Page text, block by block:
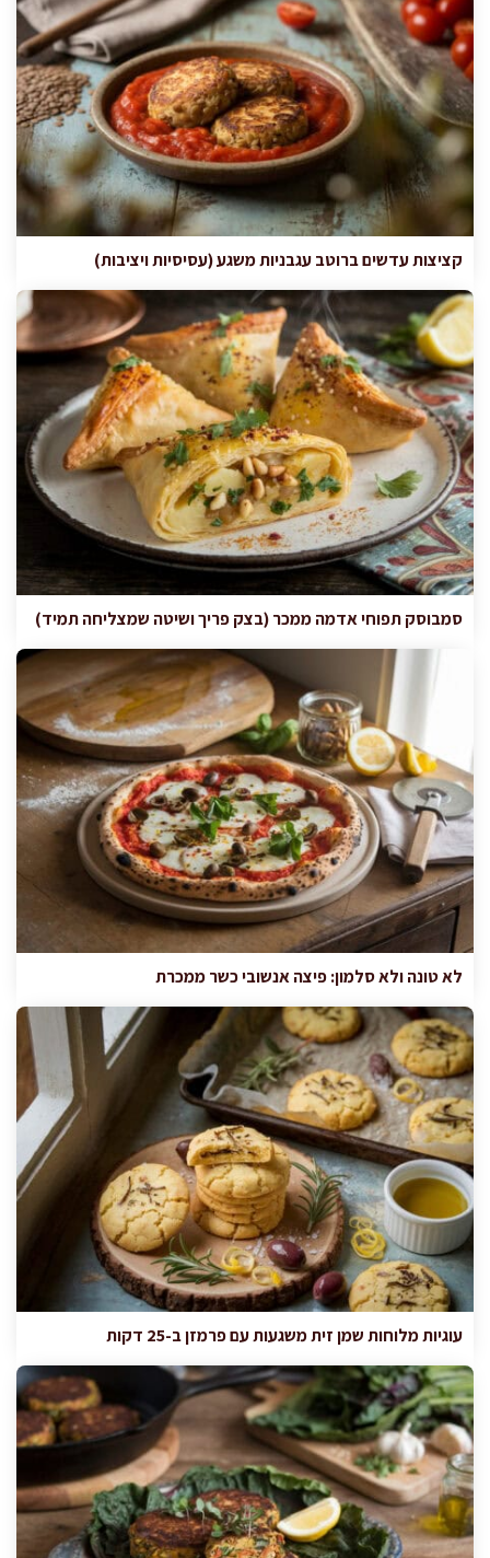
קציצות עדשים ברוטב עגבניות משגע (עסיסיות ויציבות)
סמבוסק תפוחי אדמה ממכר (בצק פריך ושיטה שמצליחה תמיד)
לא טונה ולא סלמון: פיצה אנשובי כשר ממכרת
עוגיות מלוחות שמן זית משגעות עם פרמזן ב-25 דקות